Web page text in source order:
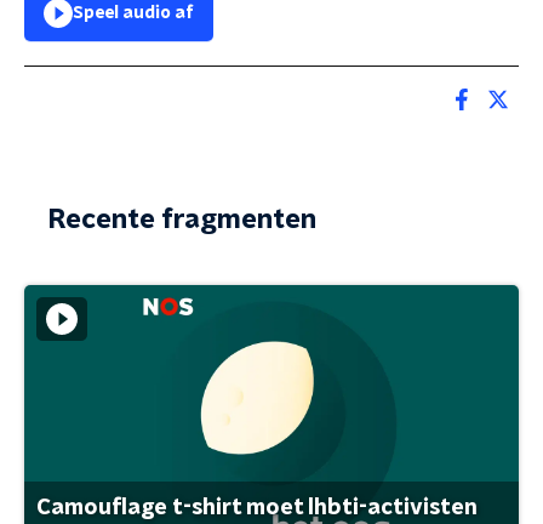
Speel audio af
Recente fragmenten
Camouflage t-shirt moet lhbti-activisten